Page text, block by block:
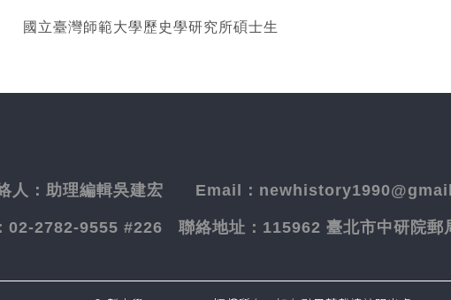
國立臺灣師範大學歷史學研究所碩士生
人： 助理編輯吳建宏 Email：
02-2782-9555 #226 聯絡地址： 115962 臺北市中研院郵